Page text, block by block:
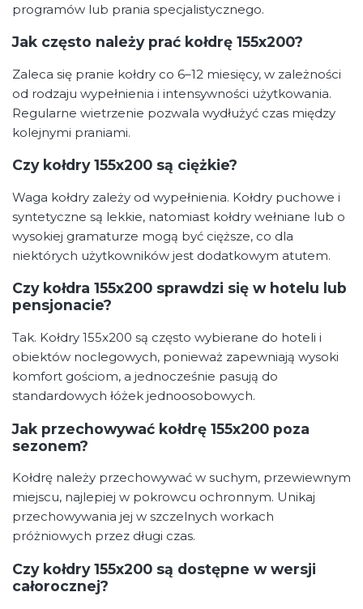
programów lub prania specjalistycznego.
Jak często należy prać kołdrę 155x200?
Zaleca się pranie kołdry co 6–12 miesięcy, w zależności
od rodzaju wypełnienia i intensywności użytkowania.
Regularne wietrzenie pozwala wydłużyć czas między
kolejnymi praniami.
Czy kołdry 155x200 są ciężkie?
Waga kołdry zależy od wypełnienia. Kołdry puchowe i
syntetyczne są lekkie, natomiast kołdry wełniane lub o
wysokiej gramaturze mogą być cięższe, co dla
niektórych użytkowników jest dodatkowym atutem.
Czy kołdra 155x200 sprawdzi się w hotelu lub
pensjonacie?
Tak. Kołdry 155x200 są często wybierane do hoteli i
obiektów noclegowych, ponieważ zapewniają wysoki
komfort gościom, a jednocześnie pasują do
standardowych łóżek jednoosobowych.
Jak przechowywać kołdrę 155x200 poza
sezonem?
Kołdrę należy przechowywać w suchym, przewiewnym
miejscu, najlepiej w pokrowcu ochronnym. Unikaj
przechowywania jej w szczelnych workach
próżniowych przez długi czas.
Czy kołdry 155x200 są dostępne w wersji
całorocznej?